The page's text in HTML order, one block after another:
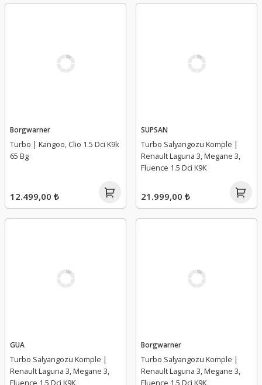
Borgwarner
Turbo | Kangoo, Clio 1.5 Dci K9k
65 Bg
12.499,00 ₺
SUPSAN
Turbo Salyangozu Komple |
Renault Laguna 3, Megane 3,
Fluence 1.5 Dci K9K
21.999,00 ₺
GUA
Turbo Salyangozu Komple |
Renault Laguna 3, Megane 3,
Fluence 1.5 Dci K9K
Borgwarner
Turbo Salyangozu Komple |
Renault Laguna 3, Megane 3,
Fluence 1.5 Dci K9K